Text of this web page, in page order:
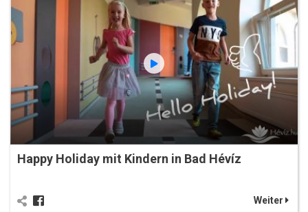
Happy Holiday mit Kindern in Bad Hévíz
Weiter